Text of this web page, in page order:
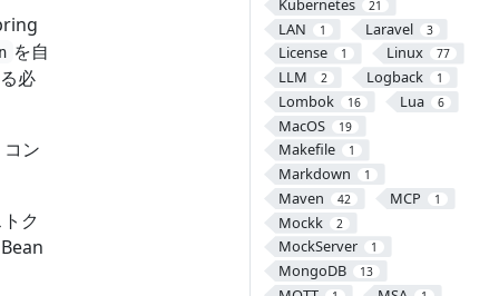
Kubernetes 21
LAN 1 Laravel 3
License 1 Linux 77
LLM 2 Logback 1
Lombok 16 Lua 6
MacOS 19
Makefile 1
Markdown 1
Maven 42 MCP 1
Mockk 2
MockServer 1
MongoDB 13
を自
必
ン
ク